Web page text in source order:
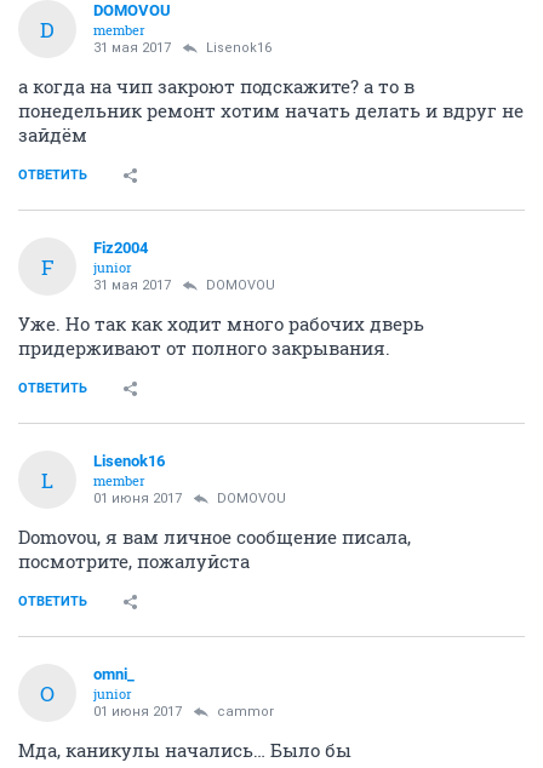
D
DOMOVOU
member
31 мая 2017 Lisenok16
а когда на чип закроют подскажите? а то в
понедельник ремонт хотим начать делать и вдруг не
зайдём
ОТВЕТИТЬ
F
Fiz2004
junior
31 мая 2017 DOMOVOU
Уже. Но так как ходит много рабочих дверь
придерживают от полного закрывания.
ОТВЕТИТЬ
L
Lisenok16
member
01 июня 2017 DOMOVOU
Domovou, я вам личное сообщение писала,
посмотрите, пожалуйста
ОТВЕТИТЬ
O
omni_
junior
01 июня 2017 cammor
Мда, каникулы начались… Было бы